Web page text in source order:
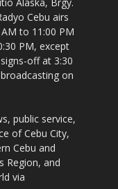
Cebu airs
to 11:00 PM
PM, except
off at 3:30
on
public service,
of Cebu City,
Cebu and
Region, and
via